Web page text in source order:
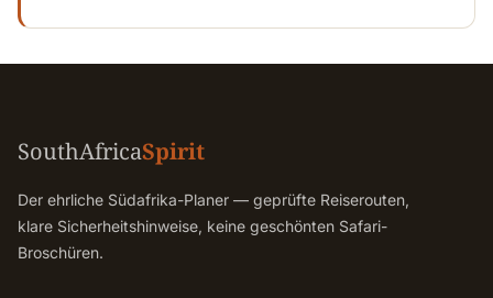
SouthAfricaSpirit
Der ehrliche Südafrika-Planer — geprüfte Reiserouten,
klare Sicherheitshinweise, keine geschönten Safari-
Broschüren.